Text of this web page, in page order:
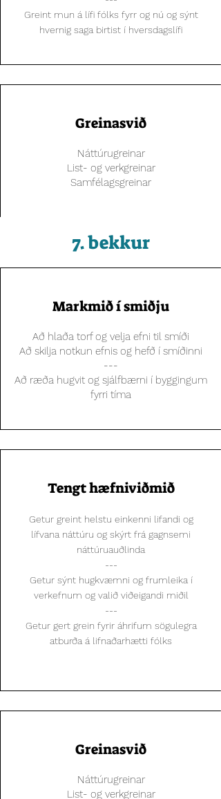
Greint mun á lífi fólks fyrr og nú og sýnt
hvernig saga birtist í hversdagslífi
Greinasvið
Náttúrugreinar
List- og verkgreinar
Samfélagsgreinar
7. bekkur
Markmið í smiðju
Að hlaða torf og velja efni til smíði
Að skilja notkun efnis og hefð í smíðinni
---
Að ræða hugvit og sjálfbærni í byggingum
fyrri tíma
Tengt hæfniviðmið
Getur greint helstu einkenni lifandi og
lífvana náttúru og skýrt frá gagnsemi
náttúruauðlinda
---
Getur sýnt hugkvæmni og frumleika í
verkefnum og valið viðeigandi miðil
---
Getur gert grein fyrir áhrifum sögulegra
atburða á lifnaðarhætti fólks
Greinasvið
Náttúrugreinar
List- og verkgreinar